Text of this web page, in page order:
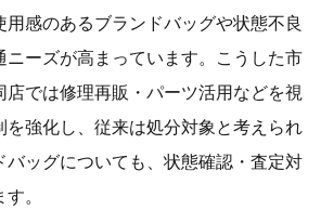
感のあるブランドバッグや状態不良
ニーズが高まっています。こうした市
店では修理再販・パーツ活用などを視
を強化し、従来は処分対象と考えられ
バッグについても、状態確認・査定対
。